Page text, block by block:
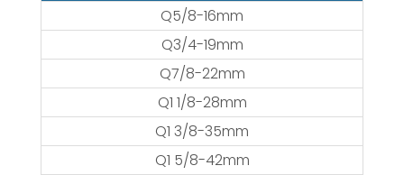
Q5/8-16mm
Q3/4-19mm
Q7/8-22mm
Q1 1/8-28mm
Q1 3/8-35mm
Q1 5/8-42mm